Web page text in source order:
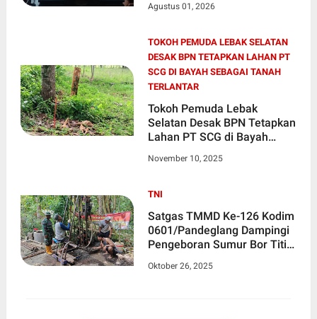
Agustus 01, 2026
TOKOH PEMUDA LEBAK SELATAN
DESAK BPN TETAPKAN LAHAN PT
SCG DI BAYAH SEBAGAI TANAH
TERLANTAR
Tokoh Pemuda Lebak
Selatan Desak BPN Tetapkan
Lahan PT SCG di Bayah
November 10, 2025
TNI
Satgas TMMD Ke-126 Kodim
0601/Pandeglang Dampingi
Pengeboran Sumur Bor Titik
Oktober 26, 2025